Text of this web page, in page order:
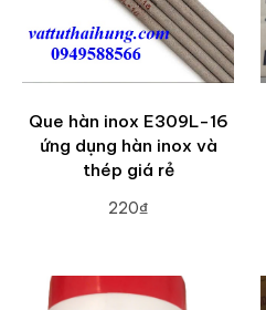
Que hàn inox E309L-16
ứng dụng hàn inox và
thép giá rẻ
220₫